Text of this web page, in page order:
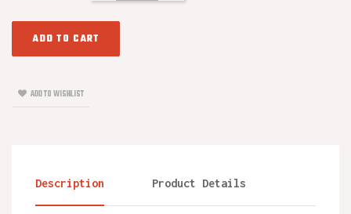
ADD TO CART
ADD TO WISHLIST
Description Product Details